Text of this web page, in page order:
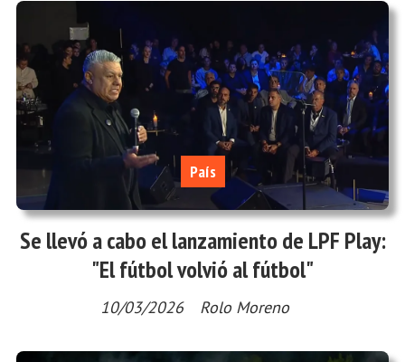
Se llevó a cabo el lanzamiento de LPF Play:
"El fútbol volvió al fútbol"
Rolo Moreno
País
10/03/2026